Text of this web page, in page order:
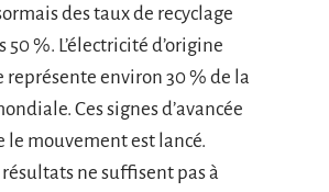
des taux de recyclage
50 %. L’électricité d’origine
représente environ 30 % de la
Ces signes d’avancée
le mouvement est lancé.
résultats ne suffisent pas à